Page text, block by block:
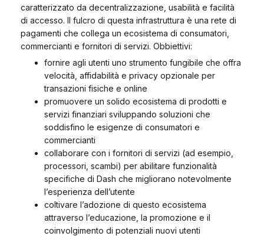
caratterizzato da decentralizzazione, usabilità e facilità
di accesso. Il fulcro di questa infrastruttura è una rete di
pagamenti che collega un ecosistema di consumatori,
commercianti e fornitori di servizi. Obbiettivi:
fornire agli utenti uno strumento fungibile che offra
velocità, affidabilità e privacy opzionale per
transazioni fisiche e online
promuovere un solido ecosistema di prodotti e
servizi finanziari sviluppando soluzioni che
soddisfino le esigenze di consumatori e
commercianti
collaborare con i fornitori di servizi (ad esempio,
processori, scambi) per abilitare funzionalità
specifiche di Dash che migliorano notevolmente
l’esperienza dell’utente
coltivare l’adozione di questo ecosistema
attraverso l’educazione, la promozione e il
coinvolgimento di potenziali nuovi utenti